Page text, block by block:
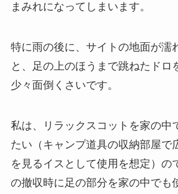
まみれになってしまいます。
特に雨の後に、サイトの地面が濡
と、足の上のほうまで跳ねたドロ
少々面倒くさいです。
私は、リラックスコットを家の中
たい（キャンプ道具の収納部屋で
を見るイスとして使用を想定）の
の撤収時に足の部分を家の中でも